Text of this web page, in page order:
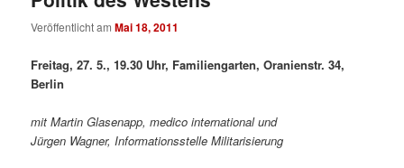
Veröffentlicht amMai 18, 2011
Freitag, 27. 5., 19.30 Uhr, Familiengarten, Oranienstr. 34,
Berlin
mit Martin Glasenapp, medico international und
Jürgen Wagner, Informationsstelle Militarisierung